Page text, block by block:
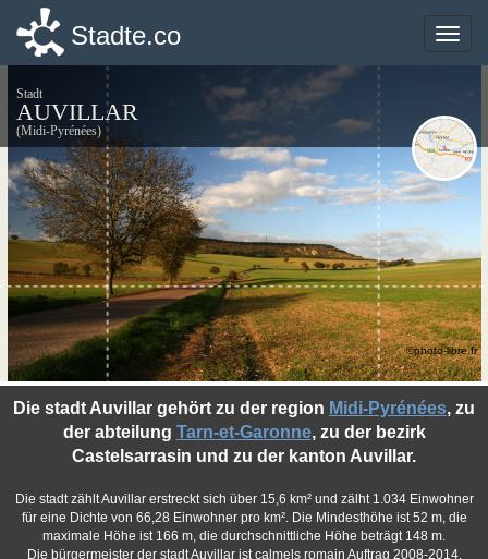
Toggle
Stadte.co
Stadt
AUVILLAR
(Midi-Pyrénées)
Die stadt Auvillar gehört zu der region Midi-Pyrénées, zu
der abteilung Tarn-et-Garonne, zu der bezirk
Castelsarrasin und zu der kanton Auvillar.
Die stadt zählt Auvillar erstreckt sich über 15,6 km² und zälht 1.034 Einwohner
für eine Dichte von 66,28 Einwohner pro km². Die Mindesthöhe ist 52 m, die
maximale Höhe ist 166 m, die durchschnittliche Höhe beträgt 148 m.
Die bürgermeister der stadt Auvillar ist calmels romain Auftrag 2008-2014.
©photo-libre.fr
Toggle
Stadte.co